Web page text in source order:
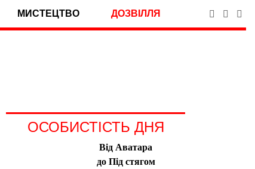
МИСТЕЦТВО ДОЗВІЛЛЯ
ОСОБИСТІСТЬ ДНЯ
Від Аватара
до Під стягом